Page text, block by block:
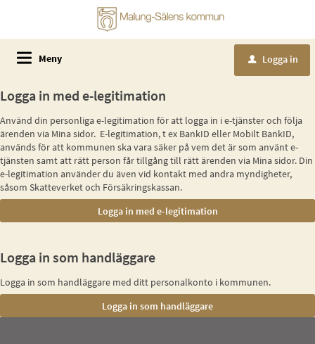
Meny u Logga in
Logga in med e-legitimation
Använd din personliga e-legitimation för att logga in i e-tjänster och följa
ärenden via Mina sidor. E-legitimation, t ex BankID eller Mobilt BankID,
används för att kommunen ska vara säker på vem det är som använt e-
tjänsten samt att rätt person får tillgång till rätt ärenden via Mina sidor. Din
e-legitimation använder du även vid kontakt med andra myndigheter,
såsom Skatteverket och Försäkringskassan.
Logga in som handläggare
Logga in som handläggare med ditt personalkonto i kommunen.